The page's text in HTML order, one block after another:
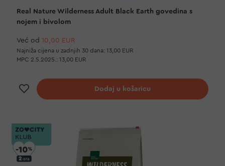
Real Nature Wilderness Adult Black Earth govedina s
nojem i bivolom
Već od 10,00 EUR
Najniža cijena u zadnjih 30 dana: 13,00 EUR
MPC 2.5.2025.: 13,00 EUR
Dodaj na listu želja
Dodaj u košaricu